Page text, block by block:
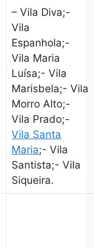
– Vila Diva;-
Vila
Espanhola;-
Vila Maria
Luísa;- Vila
Marisbela;- Vila
Morro Alto;-
Vila Prado;-
Vila Santa
Maria;- Vila
Santista;- Vila
Siqueira.